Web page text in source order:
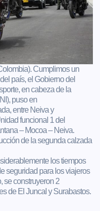
Cumplimos un
país, el Gobierno del
en cabeza de la
puso en
entre Neiva y
funcional 1 del
– Mocoa – Neiva.
de la segunda calzada
los tiempos
seguridad para los viajeros
se construyeron 2
de El Juncal y Surabastos.